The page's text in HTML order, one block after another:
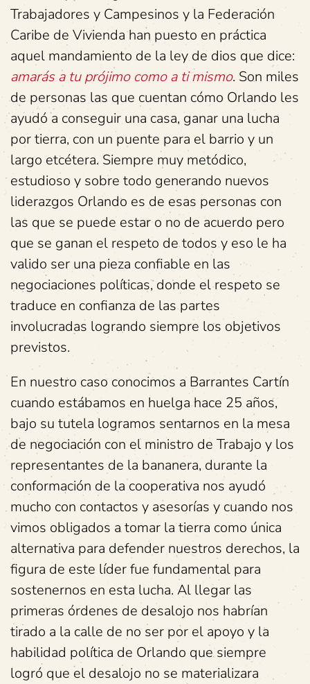
Trabajadores y Campesinos y la Federación
Caribe de Vivienda han puesto en práctica
aquel mandamiento de la ley de dios que dice:
amarás a tu prójimo como a ti mismo. Son miles
de personas las que cuentan cómo Orlando les
ayudó a conseguir una casa, ganar una lucha
por tierra, con un puente para el barrio y un
largo etcétera. Siempre muy metódico,
estudioso y sobre todo generando nuevos
liderazgos Orlando es de esas personas con
las que se puede estar o no de acuerdo pero
que se ganan el respeto de todos y eso le ha
valido ser una pieza confiable en las
negociaciones políticas, donde el respeto se
traduce en confianza de las partes
involucradas logrando siempre los objetivos
previstos.
En nuestro caso conocimos a Barrantes Cartín
cuando estábamos en huelga hace 25 años,
bajo su tutela logramos sentarnos en la mesa
de negociación con el ministro de Trabajo y los
representantes de la bananera, durante la
conformación de la cooperativa nos ayudó
mucho con contactos y asesorías y cuando nos
vimos obligados a tomar la tierra como única
alternativa para defender nuestros derechos, la
figura de este líder fue fundamental para
sostenernos en esta lucha. Al llegar las
primeras órdenes de desalojo nos habrían
tirado a la calle de no ser por el apoyo y la
habilidad política de Orlando que siempre
logró que el desalojo no se materializara